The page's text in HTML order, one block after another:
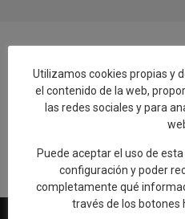
Añadir
Utilizamos cookies propias y
el contenido de la web,
las redes sociales y para
Puede aceptar el uso de
configuración y poder
completamente qué
través de los botones